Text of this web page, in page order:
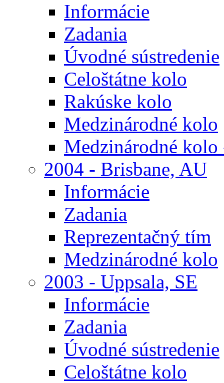
Informácie
Zadania
Úvodné sústredenie
Celoštátne kolo
Rakúske kolo
Medzinárodné kolo
Medzinárodné kolo
2004 - Brisbane, AU
Informácie
Zadania
Reprezentačný tím
Medzinárodné kolo
2003 - Uppsala, SE
Informácie
Zadania
Úvodné sústredenie
Celoštátne kolo